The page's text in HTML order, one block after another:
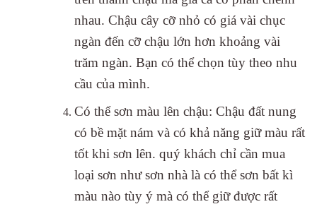
nhau. Chậu cây cỡ nhỏ có giá vài chục
ngàn đến cỡ chậu lớn hơn khoảng vài
trăm ngàn. Bạn có thể chọn tùy theo nhu
cầu của mình.
Có thể sơn màu lên chậu: Chậu đất nung
có bề mặt nám và có khả năng giữ màu rất
tốt khi sơn lên. quý khách chỉ cần mua
loại sơn như sơn nhà là có thể sơn bất kì
màu nào tùy ý mà có thể giữ được rất